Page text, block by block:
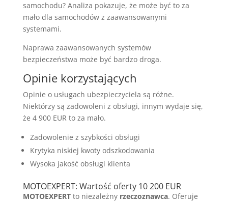
samochodu? Analiza pokazuje, że może być to za
mało dla samochodów z zaawansowanymi
systemami.
Naprawa zaawansowanych systemów
bezpieczeństwa może być bardzo droga.
Opinie korzystających
Opinie o usługach ubezpieczyciela są różne.
Niektórzy są zadowoleni z obsługi, innym wydaje się,
że 4 900 EUR to za mało.
Zadowolenie z szybkości obsługi
Krytyka niskiej kwoty odszkodowania
Wysoka jakość obsługi klienta
MOTOEXPERT: Wartość oferty 10 200 EUR
MOTOEXPERTto niezależny rzeczoznawca. Oferuje